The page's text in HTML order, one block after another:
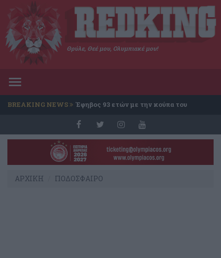
Θρύλε, Θεέ μου, Ολυμπιακέ μου!
Toggle
BREAKING NEWS Έφηβος 93 ετών με την κούπα του
ΑΡΧΙΚΗ ΠΟΔΟΣΦΑΙΡΟ